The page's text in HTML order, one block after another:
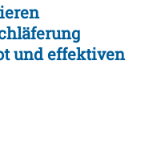
und effektiven